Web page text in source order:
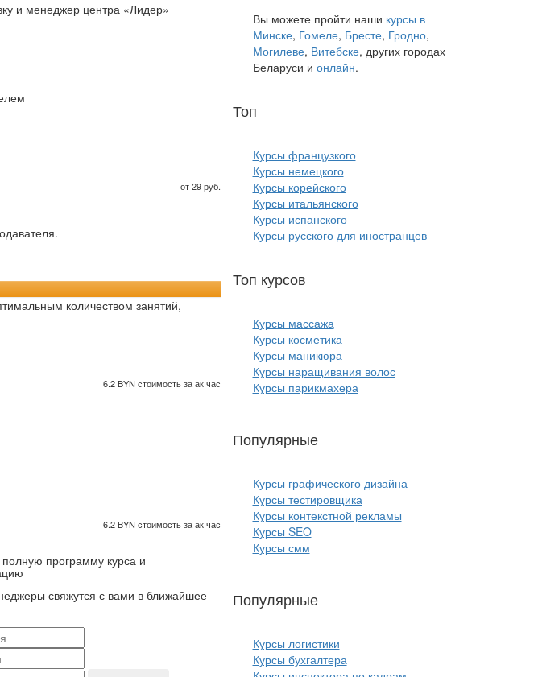
и менеджер центра «Лидер»
от 29 руб.
количеством занятий,
6.2 BYN стоимость за ак час
6.2 BYN стоимость за ак час
полную программу курса и
свяжутся с вами в ближайшее
Вы можете пройти наши курсы в
Минске, Гомеле, Бресте, Гродно,
Могилеве, Витебске, других городах
Беларуси и онлайн.
Топ
Курсы французкого
Курсы немецкого
Курсы корейского
Курсы итальянского
Курсы испанского
Курсы русского для иностранцев
Топ курсов
Курсы массажа
Курсы косметика
Курсы маникюра
Курсы наращивания волос
Курсы парикмахера
Популярные
Курсы графического дизайна
Курсы тестировщика
Курсы контекстной рекламы
Курсы SEO
Курсы смм
Популярные
Курсы логистики
Курсы бухгалтера